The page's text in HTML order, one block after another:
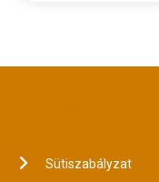
Sütiszabályzat